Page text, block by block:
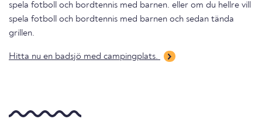
spela fotboll och bordtennis med barnen. eller om du hellre vill
spela fotboll och bordtennis med barnen och sedan tända
grillen.
Hitta nu en badsjö med campingplats.